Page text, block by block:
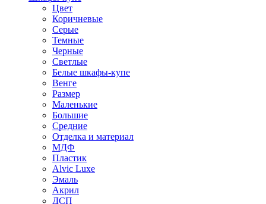
Цвет
Коричневые
Серые
Темные
Черные
Светлые
Белые шкафы-купе
Венге
Размер
Маленькие
Большие
Средние
Отделка и материал
МДФ
Пластик
Alvic Luxe
Эмаль
Акрил
ДСП